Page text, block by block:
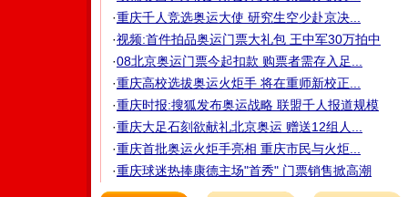
·重庆千人竞选奥运大使 研究生空少赴京决...
·视频:首件拍品奥运门票大礼包 王中军30万拍中
·08北京奥运门票今起扣款 购票者需存入足...
·重庆高校选拔奥运火炬手 将在重师新校正...
·重庆时报:搜狐发布奥运战略 联盟千人报道规模
·重庆大足石刻欲献礼北京奥运 赠送12组人...
·重庆首批奥运火炬手亮相 重庆市民与火炬...
·重庆球迷热捧康德主场"首秀" 门票销售掀高潮